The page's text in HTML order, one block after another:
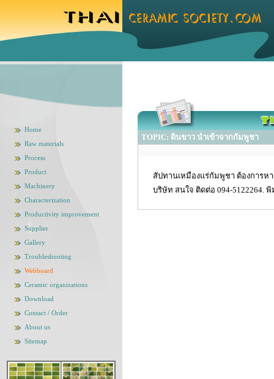
Home
Raw materials
Process
Product
Machinery
Characterization
Productivity improvement
Supplier
Gallery
Troubleshooting
Webboard
Ceramic organizations
Download
Contact / Order
About us
Sitemap
TOPIC: ดินขาว นำเข้าจากกัมพูชา
สัปทานเหมืองแร่กัมพูชา ต้องการ
บริษัท สนใจ ติดต่อ 094-5122264.